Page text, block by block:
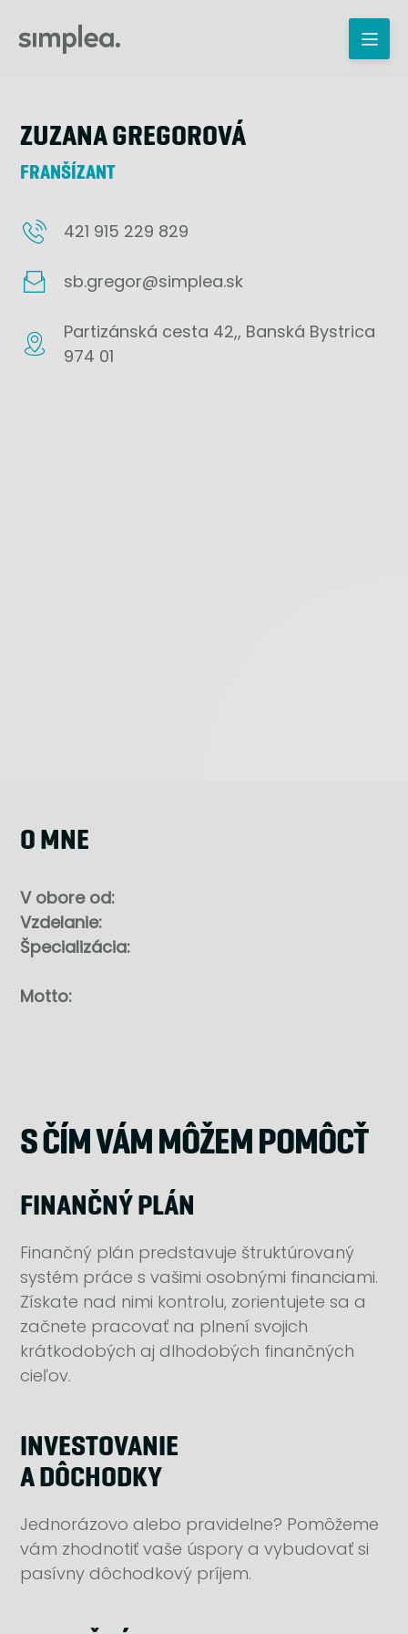
ZUZANA GREGOROVÁ
FRANŠÍZANT
421 915 229 829
sb.gregor@simplea.sk
Partizánská cesta 42,, Banská Bystrica
974 01
O MNE
V obore od:
Vzdelanie:
Špecializácia:
Motto:
S ČÍM VÁM MÔŽEM POMÔCŤ
FINANČNÝ PLÁN
Finančný plán predstavuje štruktúrovaný
systém práce s vašimi osobnými financiami.
Získate nad nimi kontrolu, zorientujete sa a
začnete pracovať na plnení svojich
krátkodobých aj dlhodobých finančných
cieľov.
INVESTOVANIE
A DÔCHODKY
Jednorázovo alebo pravidelne? Pomôžeme
vám zhodnotiť vaše úspory a vybudovať si
pasívny dôchodkový príjem.